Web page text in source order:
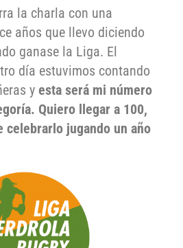
la charla con una
años que llevo diciendo
ganase la Liga. El
día estuvimos contando
y esta será mi número
Quiero llegar a 100,
celebrarlo jugando un año